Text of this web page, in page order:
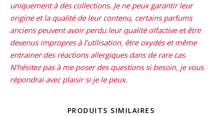
uniquement à des collections. Je ne peux garantir leur
origine et la qualité de leur contenu, certains parfums
anciens peuvent avoir perdu leur qualité olfactive et être
devenus impropres à l’utilisation, être oxydés et même
entrainer des réactions allergiques dans de rare cas.
N’hésitez pas à me poser des questions si besoin, je vous
répondrai avec plaisir si je le peux.
PRODUITS SIMILAIRES